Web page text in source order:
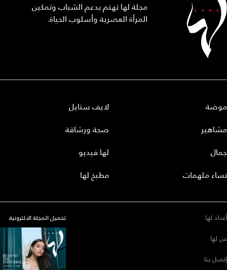
مجلة لها تهتم بدعم الشباب وتمكين
المرأة العصرية وأسلوب الحياة.
موضة
مشاهير
جمال
نساء ملهمات
لايف ستايل
صحة ورشاقة
لها فيديو
مطبخ لها
أعداد لها
عن لها
إتصل بنا
تحميل المجلة الاكترونية